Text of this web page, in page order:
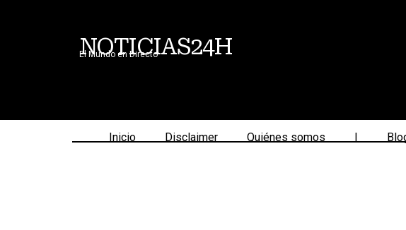
NOTICIAS24H
El Mundo en Directo
Inicio Disclaimer Quiénes somos |